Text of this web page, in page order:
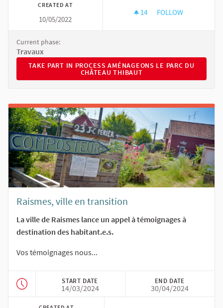
CREATED AT
10/05/2022
14 14 FOLLOWERS
FOLLOW
Current phase:
Travaux
TAKE PART IN PROCESS AMÉNAGEONS LE PARC DU
TAKE PART IN PROCESS AMÉNAGEONS LE PARC DU
CHÂTEAU THIBAUT
Raismes, ville en transition
La ville de Raismes lance un appel à témoignages à
destination des habitant.e.s.
Vos témoignages nous...
START DATE
14/03/2024
END DATE
30/04/2024